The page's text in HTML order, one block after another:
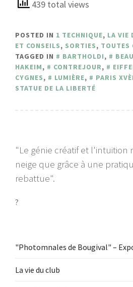
439 total views
POSTED IN 1 TECHNIQUE, LA VIE
ET CONSEILS, SORTIES, TOUTES
TAGGED IN
BARTHOLDI,
HAKEIM, CONTREJOUR,
CYGNES, LUMIÈRE, PARIS
STATUE DE LA LIBERTÉ
"Le génie créatif et l'intuition
neige que grâce à une
rebattue".
?
"Photomnales de Bougival" –
La vie du club